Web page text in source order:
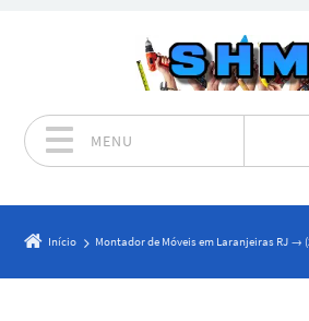
MENU
Início Montador de Móveis em Laranjeiras RJ →